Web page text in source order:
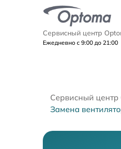
Сервисный центр
Ежедневно с 9:00 до 21:00
Сервисный центр
Замена